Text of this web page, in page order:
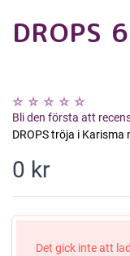
DROPS
Bli den första att
DROPS tröja i
0 kr
Det gick inte att